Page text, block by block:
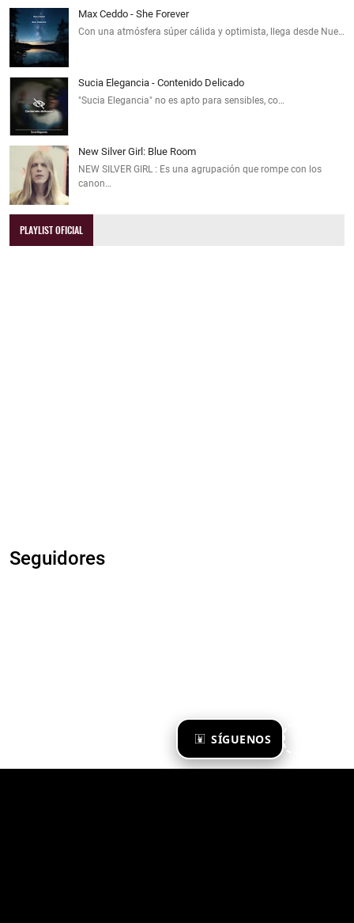
SÍGUENOS
Max Ceddo - She Forever
Con una atmósfera súper cálida y optimista, llega desde Nue…
Sucia Elegancia - Contenido Delicado
"Sucia Elegancia" no es apto para sensibles, co…
New Silver Girl: Blue Room
NEW SILVER GIRL : Es una agrupación que rompe con los
canon…
PLAYLIST OFICIAL
Seguidores